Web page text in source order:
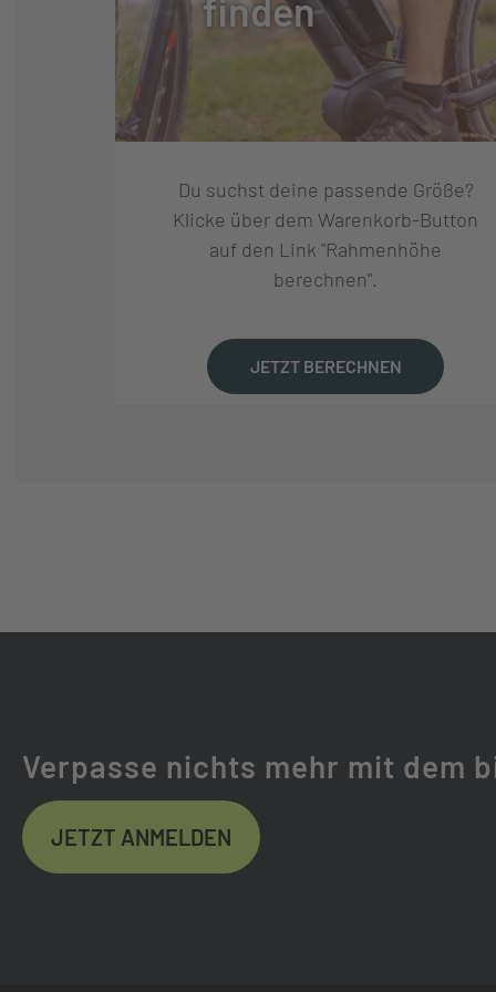
SCHALTUNGSTYP:
SCHALTUNGSHERSTELLE
R:
SHIMANO
SCHALTUNG: SHIMANO
SHIMANO
GANGANZAHL: 10
FEDERWEG (MM):
finden
Du suchst deine passende Größe?
Klicke über dem Warenkorb-Button
auf den Link "Rahmenhöhe
berechnen".
JETZT BERECHNEN
Verpasse nichts mehr mit dem
JETZT ANMELDEN